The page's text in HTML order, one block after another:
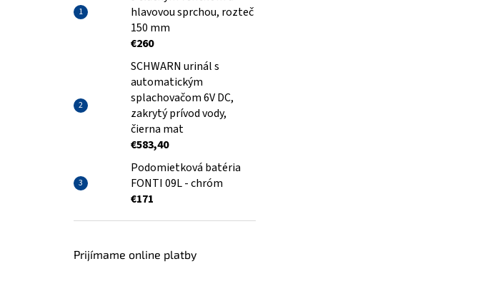
hlavovou sprchou, rozteč
150 mm
€260
SCHWARN urinál s
automatickým
splachovačom 6V DC,
zakrytý prívod vody,
čierna mat
€583,40
Podomietková batéria
FONTI 09L - chróm
€171
Prijímame online platby